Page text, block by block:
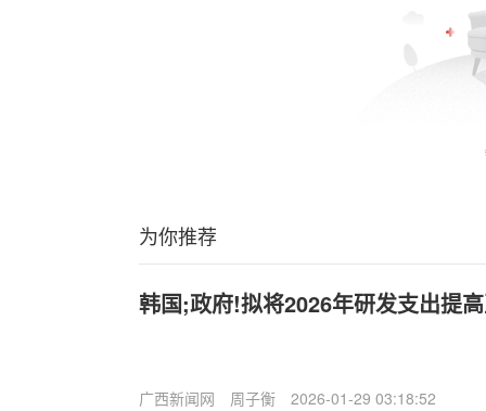
为你推荐
韩国;政府!拟将2026年研发支出提
广西新闻网 周子衡 2026-01-29 03:18:52